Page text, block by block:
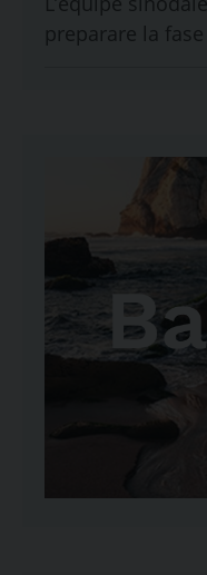
preparare la